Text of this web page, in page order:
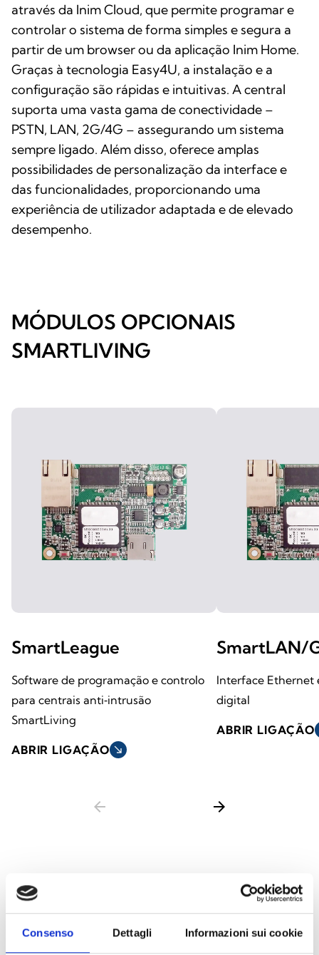
Consenso Dettagli Informazioni sui cookie
através da Inim Cloud, que permite programar e
controlar o sistema de forma simples e segura a
partir de um browser ou da aplicação Inim Home.
Graças à tecnologia Easy4U, a instalação e a
configuração são rápidas e intuitivas. A central
suporta uma vasta gama de conectividade –
PSTN, LAN, 2G/4G – assegurando um sistema
sempre ligado. Além disso, oferece amplas
possibilidades de personalização da interface e
das funcionalidades, proporcionando uma
experiência de utilizador adaptada e de elevado
desempenho.
MÓDULOS OPCIONAIS
SMARTLIVING
SmartLeague
Software de programação e controlo
para centrais anti‑intrusão
SmartLiving
ABRIR LIGAÇÃO south_east
SmartLAN/
Interface Ethernet
digital
ABRIR LIGAÇÃO
arrow_back arrow_forward
Este produto está disponível nas seguintes
versões